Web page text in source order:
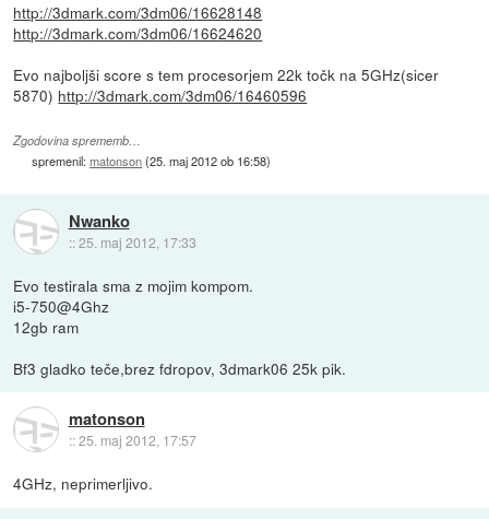
http://3dmark.com/3dm06/16628148
http://3dmark.com/3dm06/16624620
Evo najboljši score s tem procesorjem 22k točk na 5GHz(sicer
5870) http://3dmark.com/3dm06/16460596
Zgodovina sprememb…
spremenil:matonson(25. maj 2012 ob 16:58)
Nwanko
::25. maj 2012, 17:33
Evo testirala sma z mojim kompom.
i5-750@4Ghz
12gb ram
Bf3 gladko teče,brez fdropov, 3dmark06 25k pik.
matonson
::25. maj 2012, 17:57
4GHz, neprimerljivo.